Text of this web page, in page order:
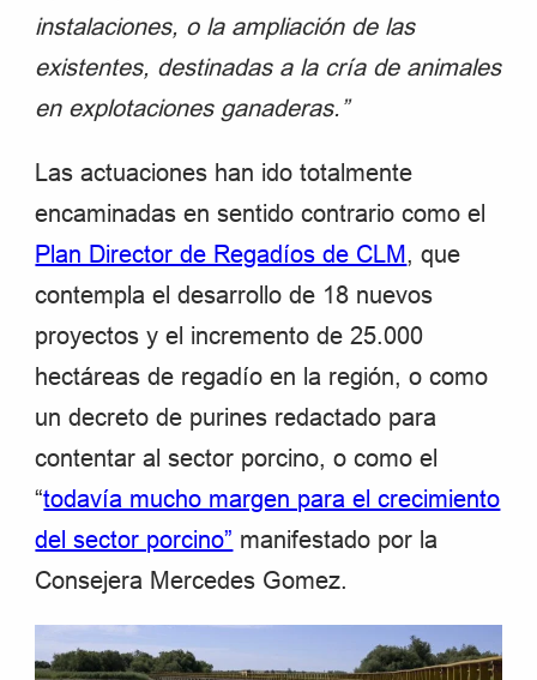
instalaciones, o la ampliación de las
existentes, destinadas a la cría de animales
en explotaciones ganaderas.”
Las actuaciones han ido totalmente
encaminadas en sentido contrario como el
Plan Director de Regadíos de CLM, que
contempla el desarrollo de 18 nuevos
proyectos y el incremento de 25.000
hectáreas de regadío en la región, o como
un decreto de purines redactado para
contentar al sector porcino, o como el
“todavía mucho margen para el crecimiento
del sector porcino” manifestado por la
Consejera Mercedes Gomez.